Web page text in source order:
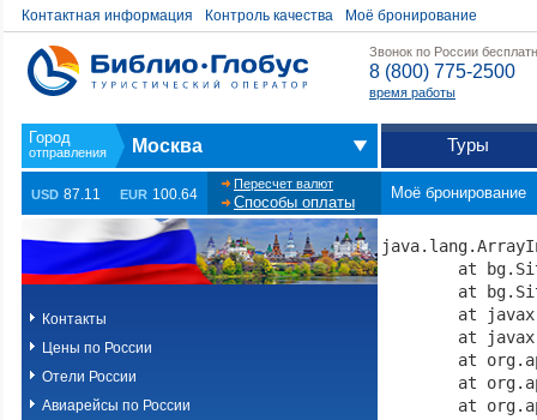
Контактная информация Контроль качества Моё бронирование
Звонок по России
8 (800) 775-2500
время работы
Москва Туры
USD 87.11 EUR 100.64
Пересчет валют
Способы оплаты
Моё бронирование
Контакты
Цены по России
Отели России
Авиарейсы по России